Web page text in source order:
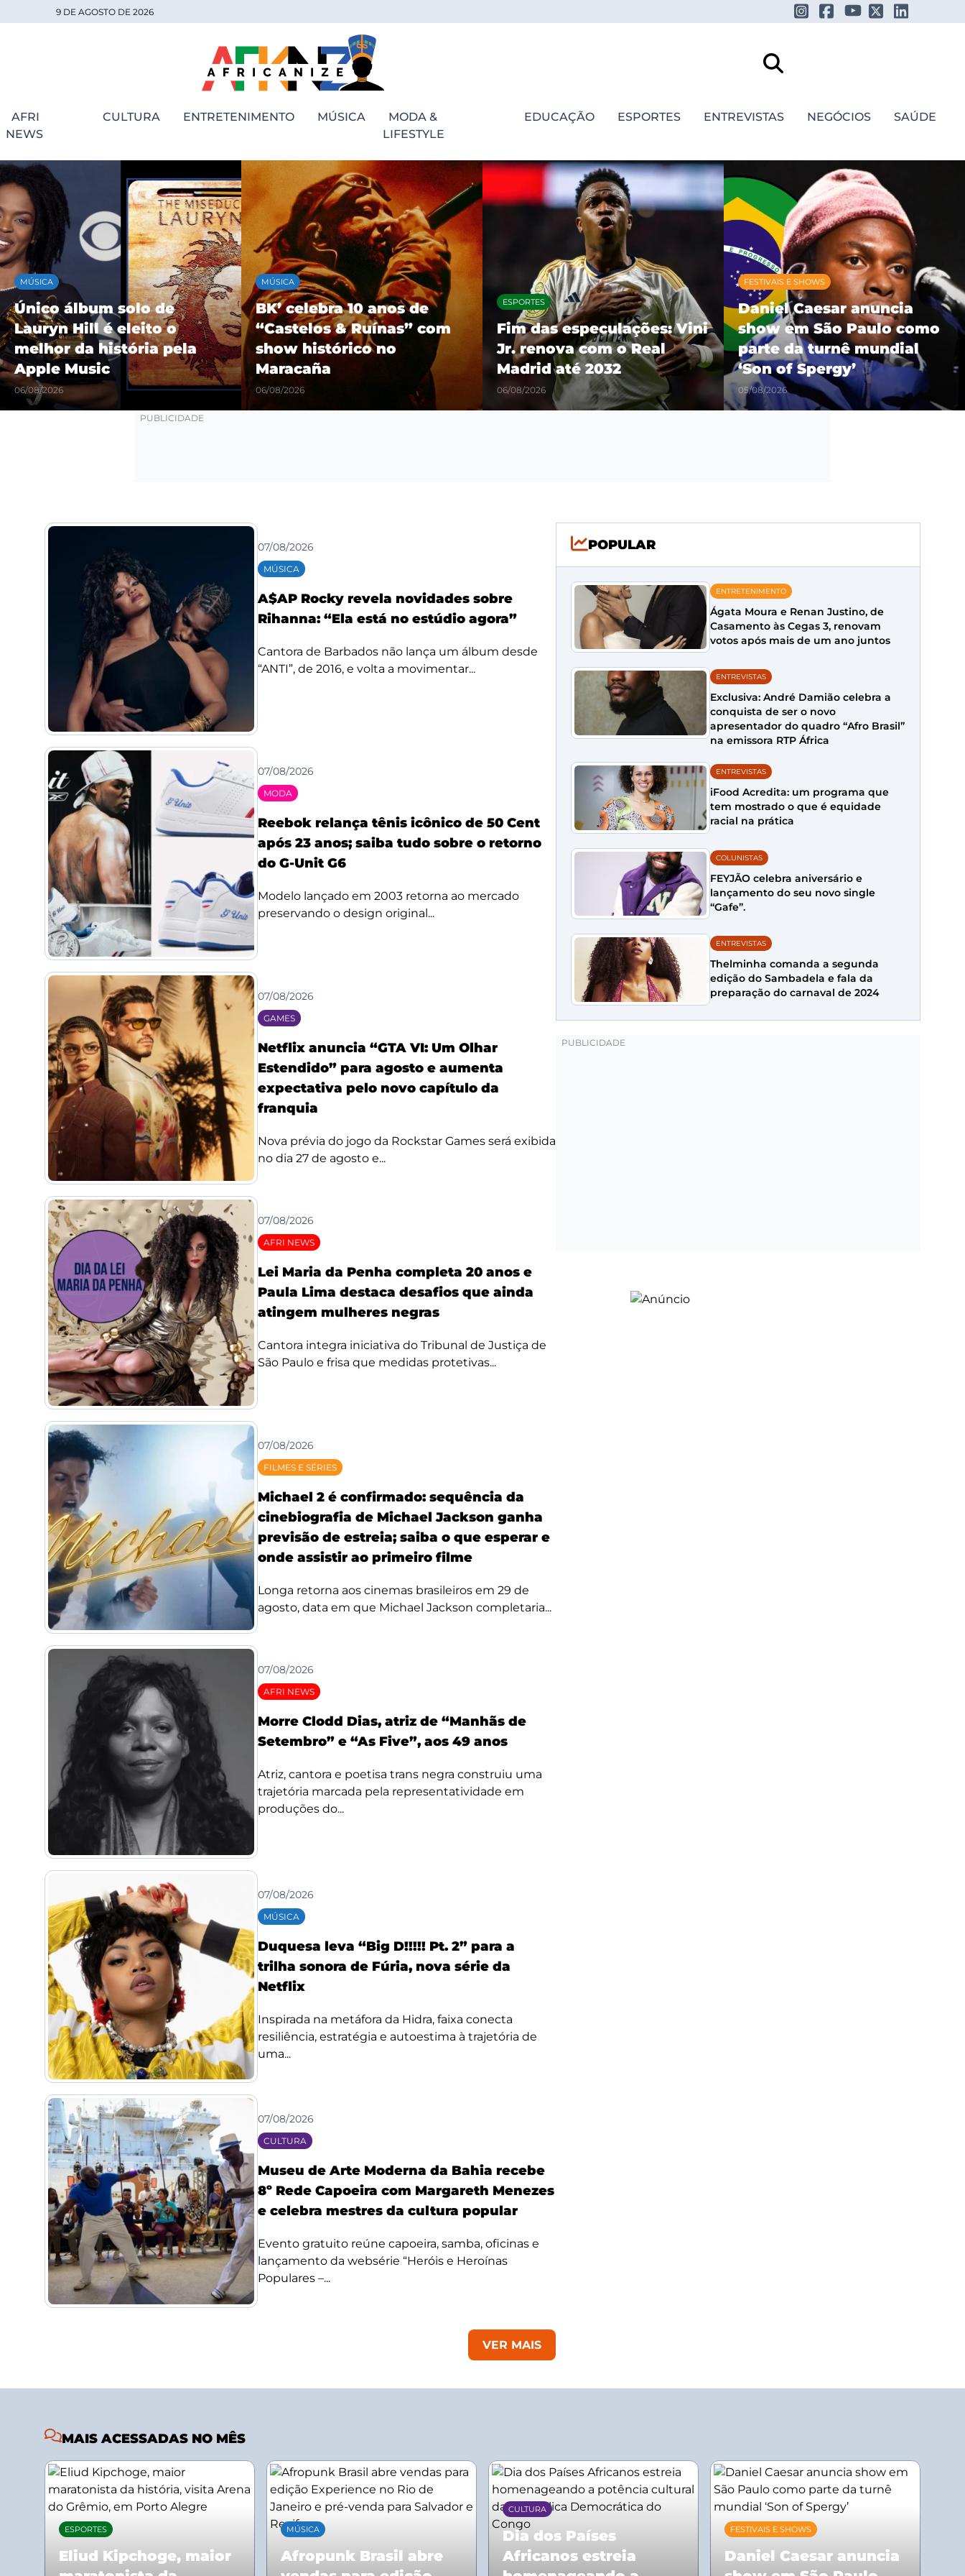
9 DE AGOSTO DE 2026
AFRI
NEWS
CULTURA ENTRETENIMENTO MÚSICA
MODA &
LIFESTYLE
EDUCAÇÃO ESPORTES ENTREVISTAS NEGÓCIOS SAÚDE
MÚSICA
Único álbum solo de
Lauryn Hill é eleito o
melhor da história pela
Apple Music
06/08/2026
MÚSICA
BK’ celebra 10 anos de
“Castelos & Ruínas” com
show histórico no
Maracaña
06/08/2026
ESPORTES
Fim das especulações: Vini
Jr. renova com o Real
Madrid até 2032
06/08/2026
FESTIVAIS E SHOWS
Daniel Caesar anuncia
show em São Paulo como
parte da turnê mundial
‘Son of Spergy’
05/08/2026
07/08/2026
MÚSICA
A$AP Rocky revela novidades sobre
Rihanna: “Ela está no estúdio agora”
Cantora de Barbados não lança um álbum desde
“ANTI”, de 2016, e volta a movimentar...
07/08/2026
MODA
Reebok relança tênis icônico de 50 Cent
após 23 anos; saiba tudo sobre o retorno
do G-Unit G6
Modelo lançado em 2003 retorna ao mercado
preservando o design original...
07/08/2026
GAMES
Netflix anuncia “GTA VI: Um Olhar
Estendido” para agosto e aumenta
expectativa pelo novo capítulo da
franquia
Nova prévia do jogo da Rockstar Games será exibida
no dia 27 de agosto e...
07/08/2026
AFRI NEWS
Lei Maria da Penha completa 20 anos e
Paula Lima destaca desafios que ainda
atingem mulheres negras
Cantora integra iniciativa do Tribunal de Justiça de
São Paulo e frisa que medidas protetivas...
07/08/2026
FILMES E SÉRIES
Michael 2 é confirmado: sequência da
cinebiografia de Michael Jackson ganha
previsão de estreia; saiba o que esperar e
onde assistir ao primeiro filme
Longa retorna aos cinemas brasileiros em 29 de
agosto, data em que Michael Jackson completaria...
07/08/2026
AFRI NEWS
Morre Clodd Dias, atriz de “Manhãs de
Setembro” e “As Five”, aos 49 anos
Atriz, cantora e poetisa trans negra construiu uma
trajetória marcada pela representatividade em
produções do...
07/08/2026
MÚSICA
Duquesa leva “Big D!!!!! Pt. 2” para a
trilha sonora de Fúria, nova série da
Netflix
Inspirada na metáfora da Hidra, faixa conecta
resiliência, estratégia e autoestima à trajetória de
uma...
07/08/2026
CULTURA
Museu de Arte Moderna da Bahia recebe
8º Rede Capoeira com Margareth Menezes
e celebra mestres da cultura popular
Evento gratuito reúne capoeira, samba, oficinas e
lançamento da websérie “Heróis e Heroínas
Populares –...
VER MAIS
POPULAR
ENTRETENIMENTO
Ágata Moura e Renan Justino, de
Casamento às Cegas 3, renovam
votos após mais de um ano juntos
ENTREVISTAS
Exclusiva: André Damião celebra a
conquista de ser o novo
apresentador do quadro “Afro Brasil”
na emissora RTP África
ENTREVISTAS
iFood Acredita: um programa que
tem mostrado o que é equidade
racial na prática
COLUNISTAS
FEYJÃO celebra aniversário e
lançamento do seu novo single
“Gafe”.
ENTREVISTAS
Thelminha comanda a segunda
edição do Sambadela e fala da
preparação do carnaval de 2024
MAIS ACESSADAS NO MÊS
ESPORTES
Eliud Kipchoge, maior
MÚSICA
Afropunk Brasil abre
CULTURA
Dia dos Países
Africanos estreia
FESTIVAIS E SHOWS
Daniel Caesar anuncia